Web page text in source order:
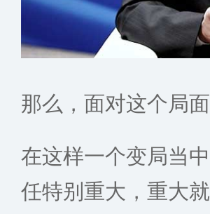
那么，面对这个局
在这样一个变局当
任特别重大，重大